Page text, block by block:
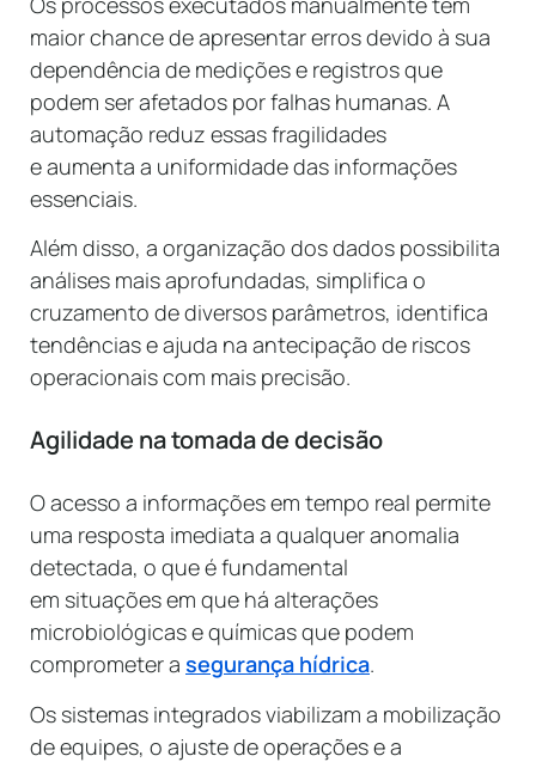
maior chance de apresentar erros devido à sua
dependência de medições e registros que
podem ser afetados por falhas humanas. A
automação reduz essas fragilidades
e aumenta a uniformidade das informações
essenciais.
Além disso, a organização dos dados possibilita
análises mais aprofundadas, simplifica o
cruzamento de diversos parâmetros, identifica
tendências e ajuda na antecipação de riscos
operacionais com mais precisão.
Agilidade na tomada de decisão
O acesso a informações em tempo real permite
uma resposta imediata a qualquer anomalia
detectada, o que é fundamental
em situações em que há alterações
microbiológicas e químicas que podem
comprometer a segurança hídrica.
Os sistemas integrados viabilizam a mobilização
de equipes, o ajuste de operações e a